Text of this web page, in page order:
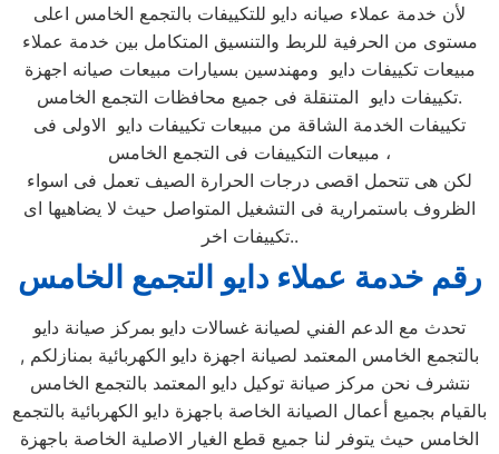
لأن خدمة عملاء صيانه دايو للتكييفات بالتجمع الخامس اعلى
مستوى من الحرفية للربط والتنسيق المتكامل بين خدمة عملاء
مبيعات تكييفات دايو ومهندسين بسيارات مبيعات صيانه اجهزة
تكييفات دايو المتنقلة فى جميع محافظات التجمع الخامس.
تكييفات الخدمة الشاقة من مبيعات تكييفات دايو الاولى فى
مبيعات التكييفات فى التجمع الخامس ،
لكن هى تتحمل اقصى درجات الحرارة الصيف تعمل فى اسواء
الظروف باستمرارية فى التشغيل المتواصل حيث لا يضاهيها اى
تكييفات اخر..
رقم خدمة عملاء دايو التجمع الخامس
تحدث مع الدعم الفني لصيانة غسالات دايو بمركز صيانة دايو
بالتجمع الخامس المعتمد لصيانة اجهزة دايو الكهربائية بمنازلكم ,
نتشرف نحن مركز صيانة توكيل دايو المعتمد بالتجمع الخامس
بالقيام بجميع أعمال الصيانة الخاصة باجهزة دايو الكهربائية بالتجمع
الخامس حيث يتوفر لنا جميع قطع الغيار الاصلية الخاصة باجهزة